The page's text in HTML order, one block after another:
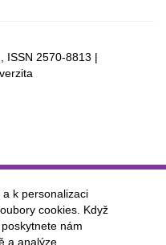
ISSN 2570-8813 |
k personalizaci
cookies. Když
nám
a analýze.